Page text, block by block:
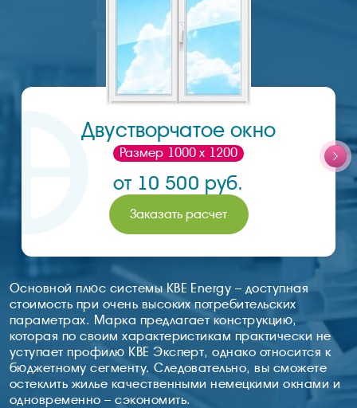
Двустворчатое окно
Размер 1000 х 1200
от 10 500 руб.
Заказать расчет
Основной плюс системы KBE Energy – доступная
стоимость при очень высоких потребительских
параметрах. Марка предлагает конструкцию,
которая по своим характеристикам практически не
уступает профилю КВЕ Эксперт, однако относится к
бюджетному сегменту. Следовательно, вы сможете
остеклить жилье качественными немецкими окнами и
одновременно – сэкономить.